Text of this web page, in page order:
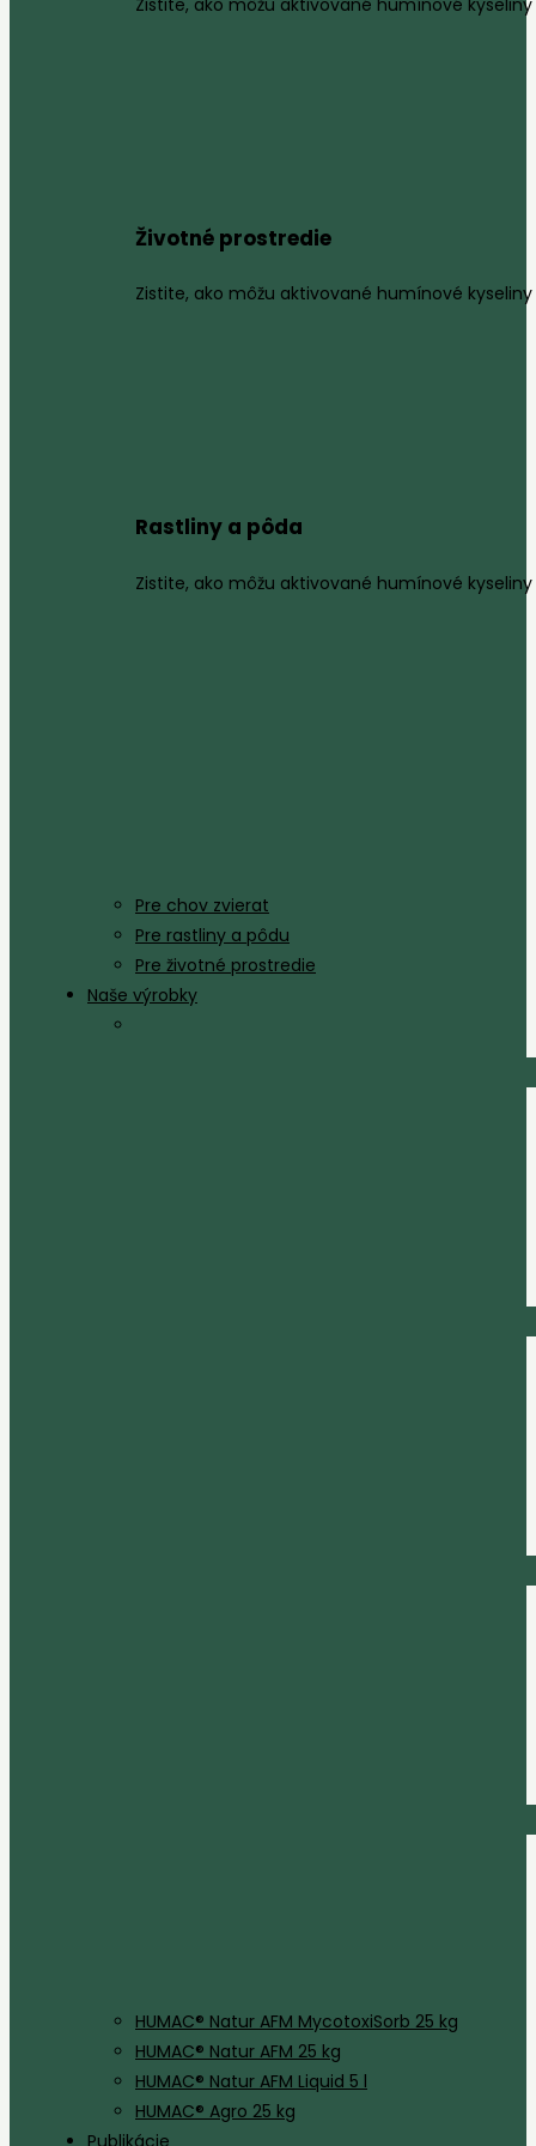
Zistite, ako môžu aktivované humínové
Životné prostredie
Zistite, ako môžu aktivované humínové
Rastliny a pôda
Zistite, ako môžu aktivované humínové
Pre chov zvierat
Pre rastliny a pôdu
Pre životné prostredie
Naše výrobky
HUMAC® Natur AFM MycotoxiSorb 25 kg
HUMAC® Natur AFM 25 kg
HUMAC® Natur AFM Liquid 5 l
HUMAC® Agro 25 kg
Publikácie